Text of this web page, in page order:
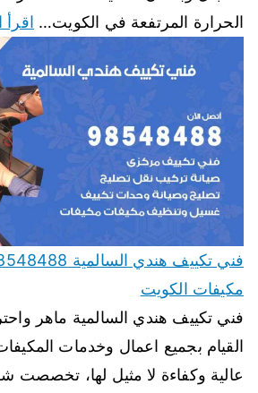
الحرارة المرتفعة في الكويت… اقرأ
مكيفات الكويت
فني تكييف هندي السالمية ماهر
القيام بجميع اعمال وخدمات
عالية وكفاءة لا مثيل لها، تخصصت